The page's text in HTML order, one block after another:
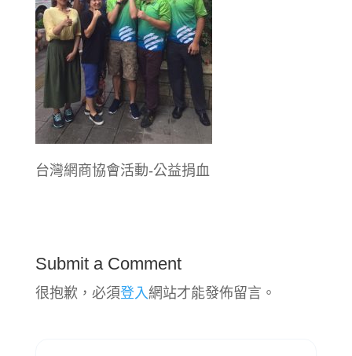
台灣網商協會活動-公益捐血
Submit a Comment
很抱歉，必須登入 網站才能發佈留言。